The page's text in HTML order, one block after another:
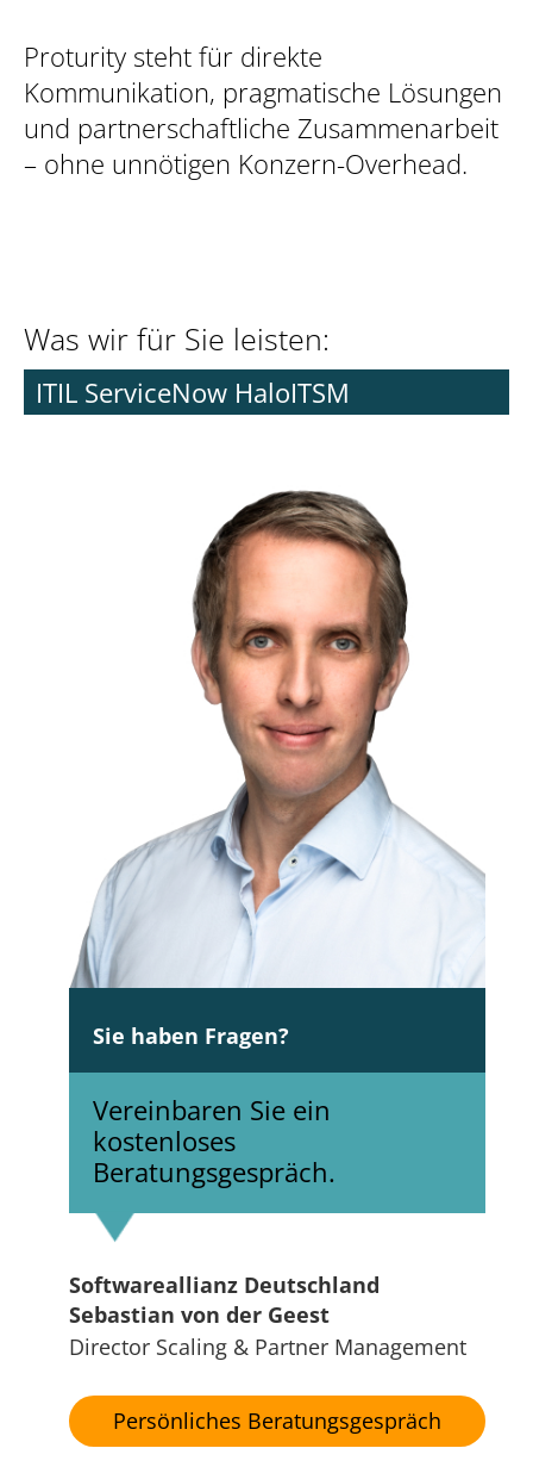
Proturity steht für direkte
Kommunikation, pragmatische Lösungen
und partnerschaftliche Zusammenarbeit
– ohne unnötigen Konzern-Overhead.
Was wir für Sie leisten:
ITIL ServiceNow HaloITSM
Sie haben Fragen?
Vereinbaren Sie ein
kostenloses
Beratungsgespräch.
Softwareallianz Deutschland
Sebastian von der Geest
Director Scaling & Partner Management
Persönliches Beratungsgespräch